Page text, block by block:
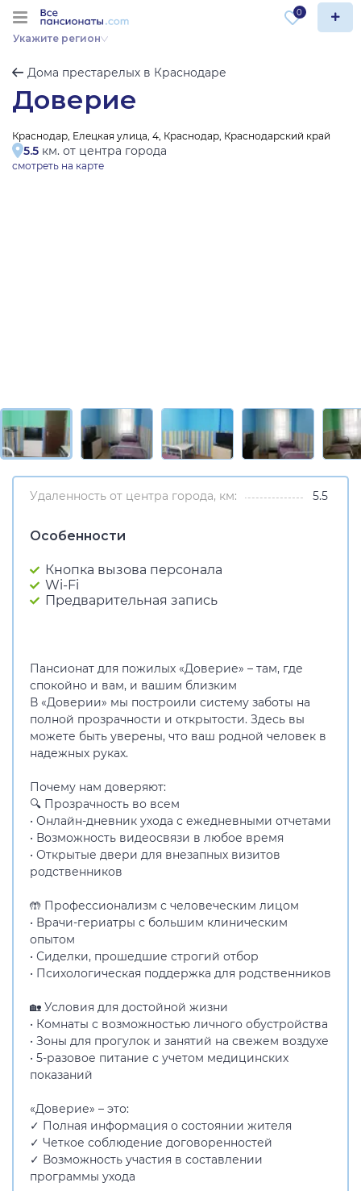
Укажите регион
0
Дома престарелых в Краснодаре
Доверие
Краснодар, Елецкая улица, 4, Краснодар, Краснодарский край
5.5 км. от центра города
смотреть на карте
Удаленность от центра города, км: 5.5
Особенности
Кнопка вызова персонала
Wi-Fi
Предварительная запись
Пансионат для пожилых «Доверие» – там, где
спокойно и вам, и вашим близким
В «Доверии» мы построили систему заботы на
полной прозрачности и открытости. Здесь вы
можете быть уверены, что ваш родной человек в
надежных руках.
Почему нам доверяют:
🔍 Прозрачность во всем
• Онлайн-дневник ухода с ежедневными отчетами
• Возможность видеосвязи в любое время
• Открытые двери для внезапных визитов
родственников
🤲 Профессионализм с человеческим лицом
• Врачи-гериатры с большим клиническим
опытом
• Сиделки, прошедшие строгий отбор
• Психологическая поддержка для родственников
🏡 Условия для достойной жизни
• Комнаты с возможностью личного обустройства
• Зоны для прогулок и занятий на свежем воздухе
• 5-разовое питание с учетом медицинских
показаний
«Доверие» – это:
✓ Полная информация о состоянии жителя
✓ Четкое соблюдение договоренностей
✓ Возможность участия в составлении
программы ухода